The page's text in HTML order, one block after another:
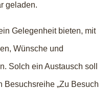
geladen.
Gelegenheit bieten, mit
Wünsche und
Solch ein Austausch soll
Besuchsreihe „Zu Besuch